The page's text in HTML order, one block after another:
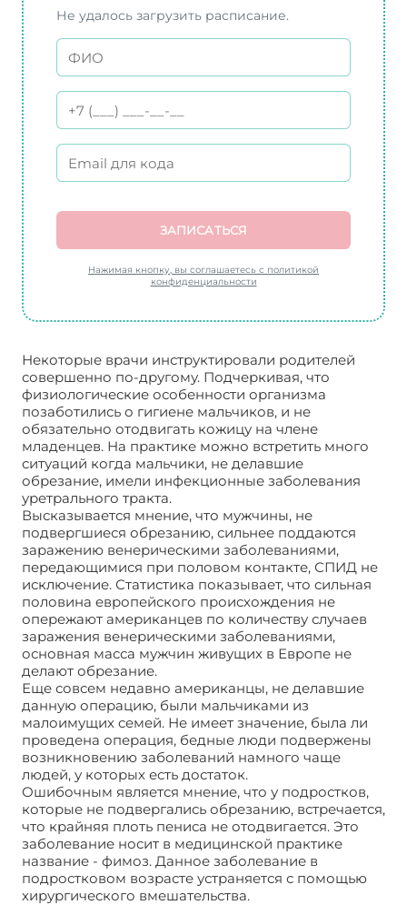
Не удалось загрузить расписание.
ЗАПИСАТЬСЯ
Нажимая кнопку, вы соглашаетесь с политикой
конфиденциальности
Некоторые врачи инструктировали родителей
совершенно по-другому. Подчеркивая, что
физиологические особенности организма
позаботились о гигиене мальчиков, и не
обязательно отодвигать кожицу на члене
младенцев. На практике можно встретить много
ситуаций когда мальчики, не делавшие
обрезание, имели инфекционные заболевания
уретрального тракта.
Высказывается мнение, что мужчины, не
подвергшиеся обрезанию, сильнее поддаются
заражению венерическими заболеваниями,
передающимися при половом контакте, СПИД не
исключение. Статистика показывает, что сильная
половина европейского происхождения не
опережают американцев по количеству случаев
заражения венерическими заболеваниями,
основная масса мужчин живущих в Европе не
делают обрезание.
Еще совсем недавно американцы, не делавшие
данную операцию, были мальчиками из
малоимущих семей. Не имеет значение, была ли
проведена операция, бедные люди подвержены
возникновению заболеваний намного чаще
людей, у которых есть достаток.
Ошибочным является мнение, что у подростков,
которые не подвергались обрезанию, встречается,
что крайняя плоть пениса не отодвигается. Это
заболевание носит в медицинской практике
название - фимоз. Данное заболевание в
подростковом возрасте устраняется с помощью
хирургического вмешательства.